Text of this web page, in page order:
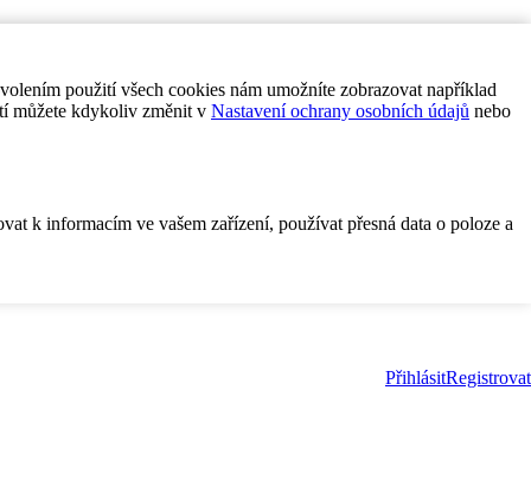
použití všech cookies nám umožníte zobrazovat například
můžete kdykoliv změnit v Nastavení ochrany osobních údajů nebo
k informacím ve vašem zařízení, používat přesná data o poloze a
PřihlásitRegistrovat